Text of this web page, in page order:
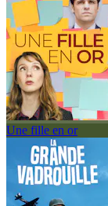
Une fille en or